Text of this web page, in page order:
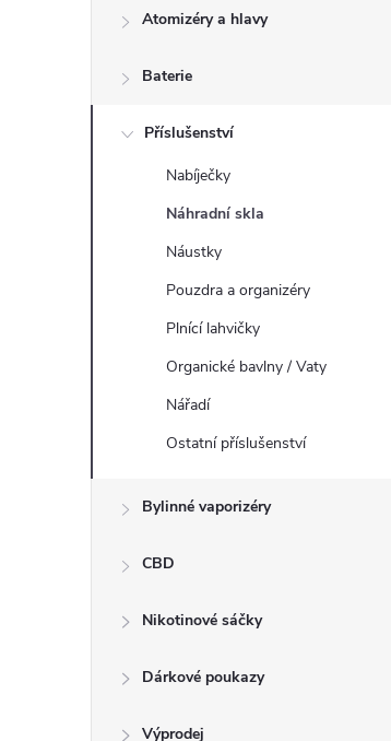
e
Atomizéry a hlavy
Baterie
Příslušenství
Nabíječky
Náhradní skla
Náustky
Pouzdra a organizéry
Plnící lahvičky
Organické bavlny / Vaty
Nářadí
Ostatní příslušenství
Bylinné vaporizéry
CBD
Nikotinové sáčky
Dárkové poukazy
Výprodej